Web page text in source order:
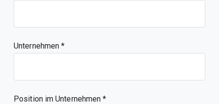
Unternehmen
Position im Unternehmen